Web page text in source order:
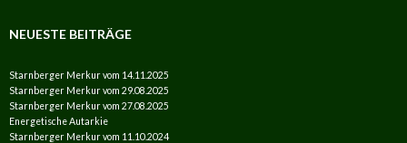
NEUESTE BEITRÄGE
Starnberger Merkur vom 14.11.2025
Starnberger Merkur vom 29.08.2025
Starnberger Merkur vom 27.08.2025
Energetische Autarkie
Starnberger Merkur vom 11.10.2024